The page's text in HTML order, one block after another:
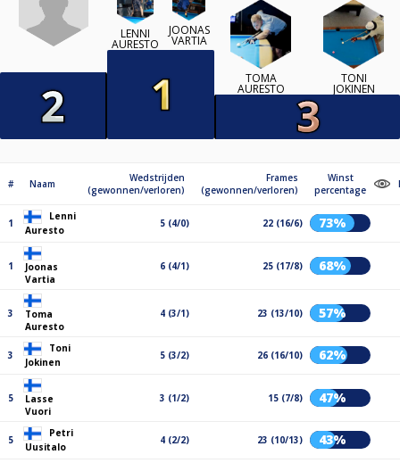
LENNI
AURESTO
JOONAS
VARTIA
TOMA
AURESTO
TONI
JOKINEN
# Naam
Wedstrijden
(gewonnen/verloren)
Frames
(gewonnen/verloren)
Winst
percentage
1
Lenni
Auresto
5 (4/0) 22 (16/6) 73%
1
Joonas
Vartia
6 (4/1) 25 (17/8) 68%
3
Toma
Auresto
4 (3/1) 23 (13/10) 57%
3
Toni
Jokinen
5 (3/2) 26 (16/10) 62%
5
Lasse
Vuori
3 (1/2) 15 (7/8) 47%
5
Petri
Uusitalo
4 (2/2) 23 (10/13) 43%